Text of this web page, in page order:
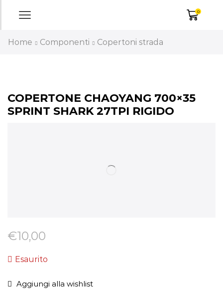
0
Home Componenti Copertoni strada
COPERTONE CHAOYANG 700×35
SPRINT SHARK 27TPI RIGIDO
€10,00
Esaurito
Aggiungi alla wishlist